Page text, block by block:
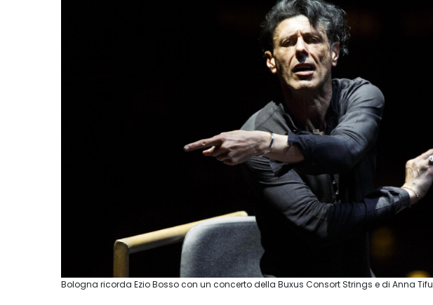
Bologna ricorda Ezio Bosso con un concerto della Buxus Consort Strings e di Anna Tifu